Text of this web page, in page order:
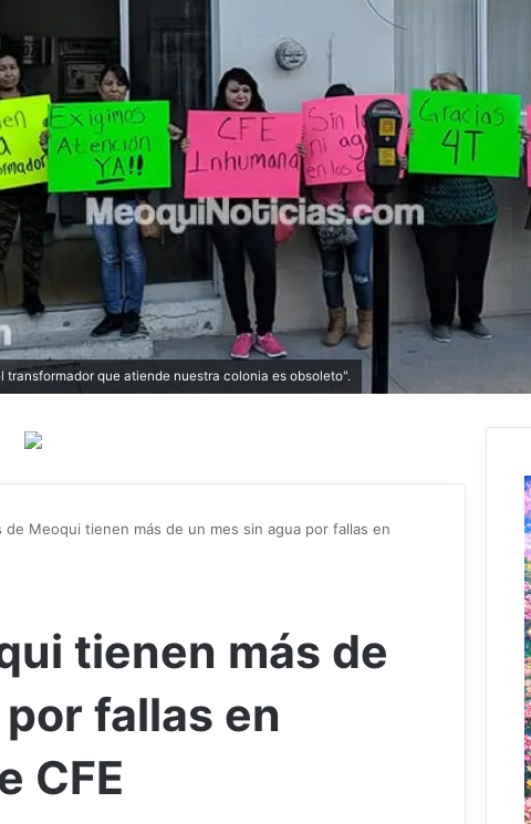
que atiende nuestra colonia es obsoleto".
de Meoqui tienen más de un mes sin agua por fallas en
tienen más de
fallas en
CFE